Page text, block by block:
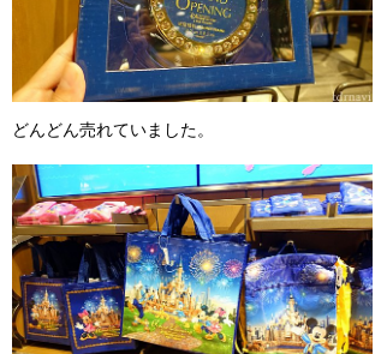
どんどん売れていました。